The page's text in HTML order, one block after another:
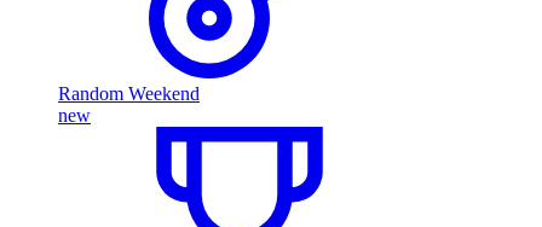
Random Weekend
new